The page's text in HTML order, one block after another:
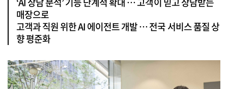
매장으로
고객과 직원 위한 AI 에이전트 개발 … 전국 서비스 품질 상
향 평준화